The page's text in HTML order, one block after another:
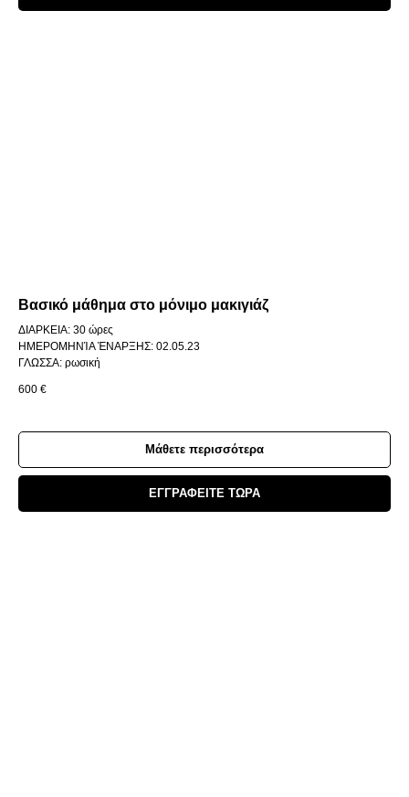
Βασικό μάθημα στο μόνιμο μακιγιάζ
ΔΙΑΡΚΕΙΑ: 30 ώρες
ΗΜΕΡΟΜΗΝΊΑ ΈΝΑΡΞΗΣ: 02.05.23
ΓΛΩΣΣΑ: ρωσική
600 €
Μάθετε περισσότερα
ΕΓΓΡΑΦΕΙΤΕ ΤΩΡΑ